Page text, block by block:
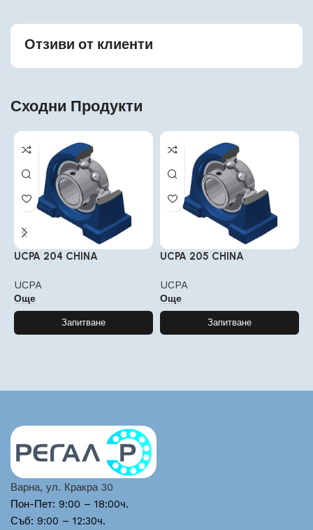
Отзиви от клиенти
Сходни Продукти
UCPA 204 CHINA
UCPA
Още
Запитване
UCPA 205 CHINA
UCPA
Още
Запитване
Варна, ул. Кракра 30
Пон-Пет: 9:00 – 18:00ч.
Съб: 9:00 – 12:30ч.